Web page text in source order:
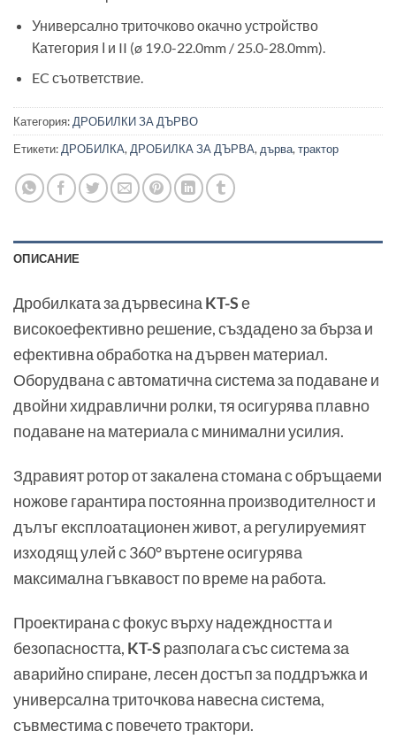
Универсално триточково окачно устройство
Категория Ι и II (ø 19.0-22.0mm / 25.0-28.0mm).
EC съответствие.
Категория: ДРОБИЛКИ ЗА ДЪРВО
Етикети: ДРОБИЛКА, ДРОБИЛКА ЗА ДЪРВА, дърва, трактор
ОПИСАНИЕ
Дробилката за дървесина KT-Sе
високоефективно решение, създадено за бърза и
ефективна обработка на дървен материал.
Оборудвана с автоматична система за подаване и
двойни хидравлични ролки, тя осигурява плавно
подаване на материала с минимални усилия.
Здравият ротор от закалена стомана с обръщаеми
ножове гарантира постоянна производителност и
дълъг експлоатационен живот, а регулируемият
изходящ улей с 360° въртене осигурява
максимална гъвкавост по време на работа.
Проектирана с фокус върху надеждността и
безопасността, KT-S разполага със система за
аварийно спиране, лесен достъп за поддръжка и
универсална триточкова навесна система,
съвместима с повечето трактори.